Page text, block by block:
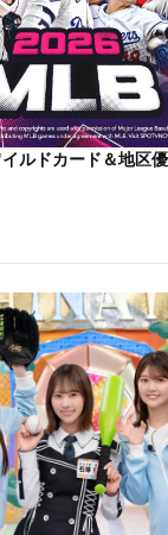
ルドカード＆地区